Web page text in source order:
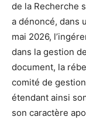
de la Recherche
a dénoncé, dans
mai 2026,
dans la gestion
document, la
comité de
étendant ainsi
son caractère